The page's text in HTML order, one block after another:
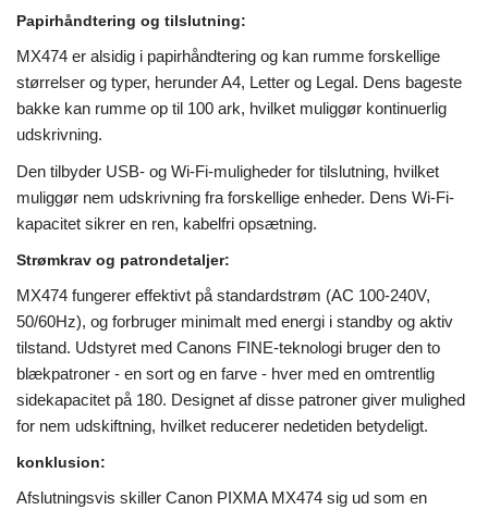
Papirhåndtering og tilslutning:
MX474 er alsidig i papirhåndtering og kan rumme forskellige
størrelser og typer, herunder A4, Letter og Legal. Dens bageste
bakke kan rumme op til 100 ark, hvilket muliggør kontinuerlig
udskrivning.
Den tilbyder USB- og Wi-Fi-muligheder for tilslutning, hvilket
muliggør nem udskrivning fra forskellige enheder. Dens Wi-Fi-
kapacitet sikrer en ren, kabelfri opsætning.
Strømkrav og patrondetaljer:
MX474 fungerer effektivt på standardstrøm (AC 100-240V,
50/60Hz), og forbruger minimalt med energi i standby og aktiv
tilstand. Udstyret med Canons FINE-teknologi bruger den to
blækpatroner - en sort og en farve - hver med en omtrentlig
sidekapacitet på 180. Designet af disse patroner giver mulighed
for nem udskiftning, hvilket reducerer nedetiden betydeligt.
konklusion:
Afslutningsvis skiller Canon PIXMA MX474 sig ud som en